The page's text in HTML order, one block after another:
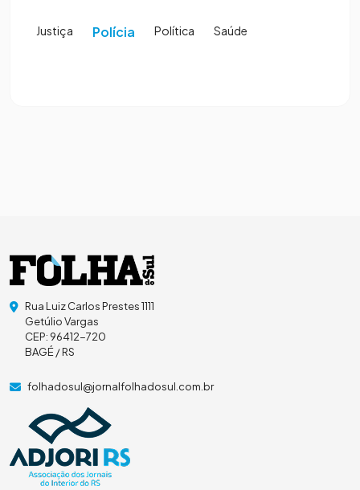
Justiça Polícia Política Saúde
Rua Luiz Carlos Prestes 1111
Getúlio Vargas
CEP: 96412-720
BAGÉ / RS
folhadosul@jornalfolhadosul.com.br